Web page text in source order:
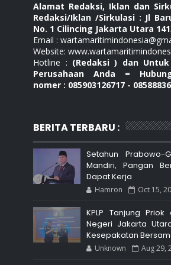
Alamat Redaksi, Iklan dan
Redaksi/Iklan /Sirkulasi : Jl
No. 1 Cilincing Jakarta Utara
Email :
Website:
Hotline : (Redaksi ) dan
Perusahaan Anda =
nomer : 085903126717 -
BERITA TERBARU :
Setahun Prabowo-
Mandiri, Pangan
Dapat Kerja
Hamron Oct 15,
KPLP Tanjung
Negeri Jakarta
Kesepakatan
Unknown Aug 29,